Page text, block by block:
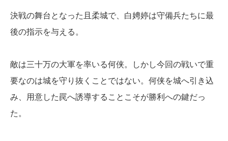
決戦の舞台となった且柔城で、白娉婷は守備兵たちに最
後の指示を与える。
敵は三十万の大軍を率いる何侠。しかし今回の戦いで重
要なのは城を守り抜くことではない。何侠を城へ引き込
み、用意した罠へ誘導することこそが勝利への鍵だっ
た。